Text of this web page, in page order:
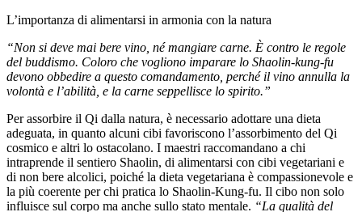
L’importanza di alimentarsi in armonia con la natura
“Non si deve mai bere vino, né mangiare carne. È contro le regole
del buddismo. Coloro che vogliono imparare lo Shaolin-kung-fu
devono obbedire a questo comandamento, perché il vino annulla la
volontà e l’abilità, e la carne seppellisce lo spirito.”
Per assorbire il Qi dalla natura, è necessario adottare una dieta
adeguata, in quanto alcuni cibi favoriscono l’assorbimento del Qi
cosmico e altri lo ostacolano. I maestri raccomandano a chi
intraprende il sentiero Shaolin, di alimentarsi con cibi vegetariani e
di non bere alcolici, poiché la dieta vegetariana è compassionevole e
la più coerente per chi pratica lo Shaolin-Kung-fu. Il cibo non solo
influisce sul corpo ma anche sullo stato mentale. “La qualità del